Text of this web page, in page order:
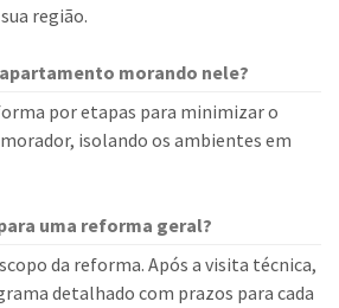
região.
morando nele?
por etapas para minimizar o
isolando os ambientes em
uma reforma geral?
da reforma. Após a visita técnica,
detalhado com prazos para cada